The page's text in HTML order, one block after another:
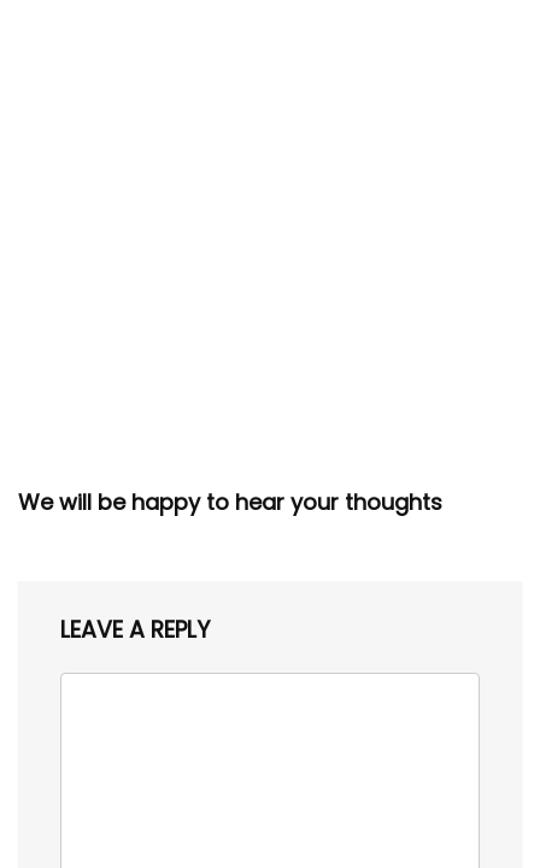
We will be happy to hear your thoughts
LEAVE A REPLY